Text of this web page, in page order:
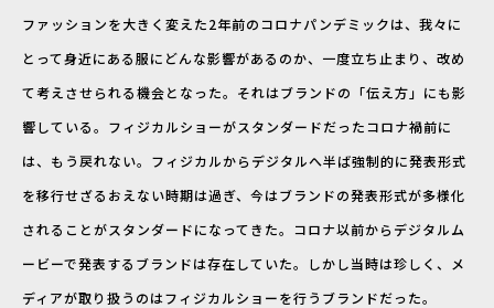
ファッションを大きく変えた2年前のコロナパンデミックは、我々に
とって身近にある服にどんな影響があるのか、一度立ち止まり、改め
て考えさせられる機会となった。それはブランドの「伝え方」にも影
響している。フィジカルショーがスタンダードだったコロナ禍前に
は、もう戻れない。フィジカルからデジタルへ半ば強制的に発表形式
を移行せざるおえない時期は過ぎ、今はブランドの発表形式が多様化
されることがスタンダードになってきた。コロナ以前からデジタルム
ービーで発表するブランドは存在していた。しかし当時は珍しく、メ
ディアが取り扱うのはフィジカルショーを行うブランドだった。